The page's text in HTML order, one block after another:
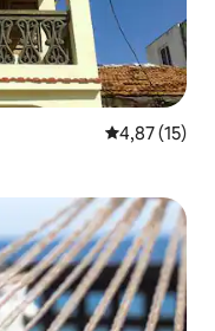
4,87 de uma
4,87 (15)